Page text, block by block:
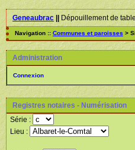
Geneaubrac||Dépouillement de
Navigation :: Communes et paroisses >
Administration
Connexion
Registres notaires - Numérisation
Série :
Lieu :